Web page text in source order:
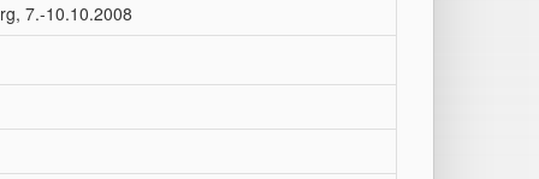
7.-10.10.2008